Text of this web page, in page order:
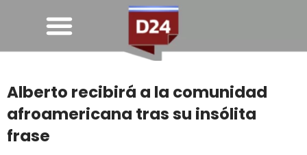
Alberto recibirá a la comunidad
afroamericana tras su insólita
frase